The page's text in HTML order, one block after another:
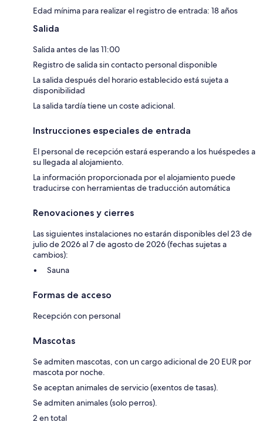
Edad mínima para realizar el registro de entrada: 18 años
Salida
Salida antes de las 11:00
Registro de salida sin contacto personal disponible
La salida después del horario establecido está sujeta a
disponibilidad
La salida tardía tiene un coste adicional.
Instrucciones especiales de entrada
El personal de recepción estará esperando a los huéspedes a
su llegada al alojamiento.
La información proporcionada por el alojamiento puede
traducirse con herramientas de traducción automática
Renovaciones y cierres
Las siguientes instalaciones no estarán disponibles del 23 de
julio de 2026 al 7 de agosto de 2026 (fechas sujetas a
cambios):
Sauna
Formas de acceso
Recepción con personal
Mascotas
Se admiten mascotas, con un cargo adicional de 20 EUR por
mascota por noche.
Se aceptan animales de servicio (exentos de tasas).
Se admiten animales (solo perros).
2 en total